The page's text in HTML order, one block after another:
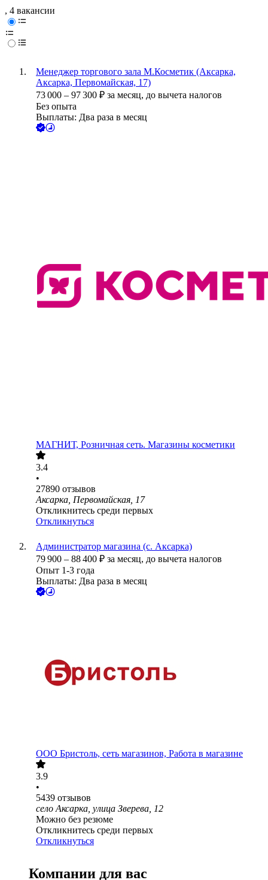
, 4 вакансии
Менеджер торгового зала М.Косметик (Аксарка,
Аксарка, Первомайская, 17)
73 000 – 97 300 ₽ за месяц, до вычета налогов
Без опыта
Выплаты: Два раза в месяц
МАГНИТ, Розничная сеть. Магазины косметики
3.4
•
27890 отзывов
Аксарка, Первомайская, 17
Откликнитесь среди первых
Откликнуться
Администратор магазина (с. Аксарка)
79 900 – 88 400 ₽ за месяц, до вычета налогов
Опыт 1-3 года
Выплаты: Два раза в месяц
ООО Бристоль, сеть магазинов, Работа в магазине
3.9
•
5439 отзывов
село Аксарка, улица Зверева, 12
Можно без резюме
Откликнитесь среди первых
Откликнуться
Компании для вас